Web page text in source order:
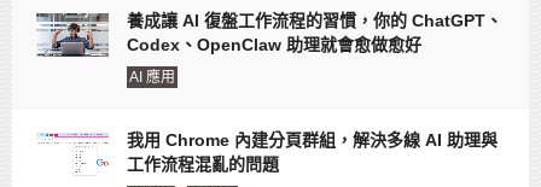
養成讓 AI 復盤工作流程的習慣，你的 ChatGPT、
Codex、OpenClaw 助理就會愈做愈好
AI 應用
我用 Chrome 內建分頁群組，解決多線 AI 助理與
工作流程混亂的問題